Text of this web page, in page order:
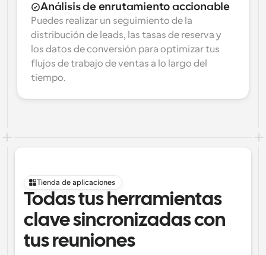
Análisis de enrutamiento accionable
Puedes realizar un seguimiento de la
distribución de leads, las tasas de reserva y
los datos de conversión para optimizar tus
flujos de trabajo de ventas a lo largo del
tiempo.
Tienda de aplicaciones
Todas tus herramientas
clave sincronizadas con
tus reuniones